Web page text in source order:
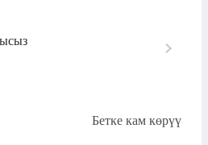
Бетке кам көрүү